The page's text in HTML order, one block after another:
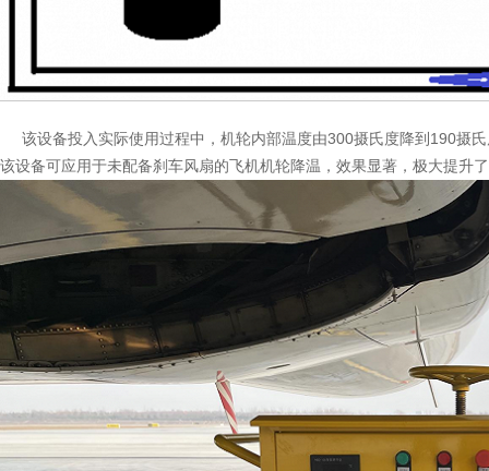
该设备投入实际使用过程中，机轮内部温度由300摄氏度降到190摄
该设备可应用于未配备刹车风扇的飞机机轮降温，效果显著，极大提升